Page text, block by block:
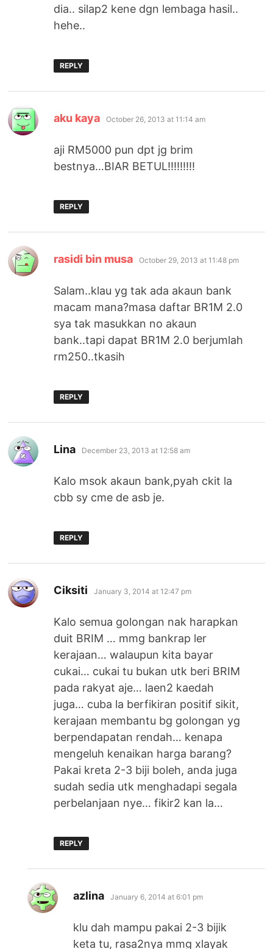
dia.. silap2 kene dgn lembaga hasil..
hehe..
REPLY
aku kaya says:
October 26, 2013 at 11:14 am
aji RM5000 pun dpt jg brim
bestnya…BIAR BETUL!!!!!!!!!
REPLY
rasidi bin musa says:
October 29, 2013 at 11:48 pm
Salam..klau yg tak ada akaun bank
macam mana?masa daftar BR1M 2.0
sya tak masukkan no akaun
bank..tapi dapat BR1M 2.0 berjumlah
rm250..tkasih
REPLY
Lina says:
December 23, 2013 at 12:58 am
Kalo msok akaun bank,pyah ckit la
cbb sy cme de asb je.
REPLY
Ciksiti says:
January 3, 2014 at 12:47 pm
Kalo semua golongan nak harapkan
duit BRIM … mmg bankrap ler
kerajaan… walaupun kita bayar
cukai… cukai tu bukan utk beri BRIM
pada rakyat aje… laen2 kaedah
juga… cuba la berfikiran positif sikit,
kerajaan membantu bg golongan yg
berpendapatan rendah… kenapa
mengeluh kenaikan harga barang?
Pakai kreta 2-3 biji boleh, anda juga
sudah sedia utk menghadapi segala
perbelanjaan nye… fikir2 kan la…
REPLY
azlina says:
January 6, 2014 at 6:01 pm
klu dah mampu pakai 2-3 bijik
keta tu, rasa2nya mmg xlayak